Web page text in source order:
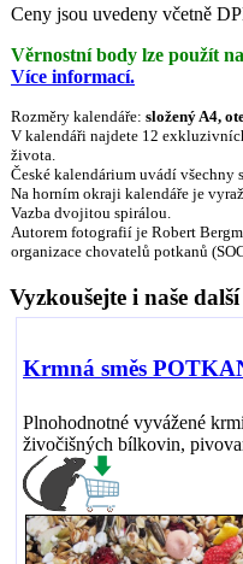
Ceny jsou uvedeny včetně
Věrnostní body lze použít
Více informací.
Rozměry kalendáře: složený A4,
V kalendáři najdete 12
života.
České kalendárium uvádí všechny
Na horním okraji kalendáře je
Vazba dvojitou spirálou.
Autorem fotografií je Robert
organizace chovatelů potkanů
Vyzkoušejte i naše
Krmná směs
Plnohodnotné vyvážené
živočišných bílkovin,